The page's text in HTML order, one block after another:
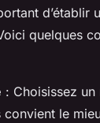
d’établir
quelques
: Choisissez
convient le